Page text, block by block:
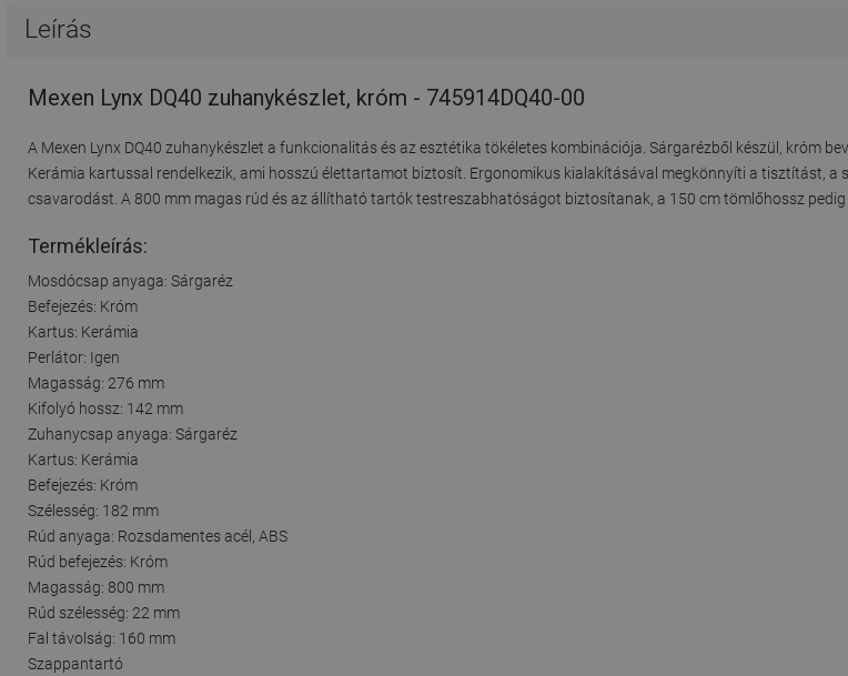
Leírás
Mexen Lynx DQ40 zuhanykészlet, króm - 745914DQ40-00
A Mexen Lynx DQ40 zuhanykészlet a funkcionalitás és az esztétika tökéletes kombinációja. Sárgarézből készül, króm
Kerámia kartussal rendelkezik, ami hosszú élettartamot biztosít. Ergonomikus kialakításával megkönnyíti a tisztítást, a
csavarodást. A 800 mm magas rúd és az állítható tartók testreszabhatóságot biztosítanak, a 150 cm tömlőhossz pedig
Termékleírás:
Mosdócsap anyaga: Sárgaréz
Befejezés: Króm
Kartus: Kerámia
Perlátor: Igen
Magasság: 276 mm
Kifolyó hossz: 142 mm
Zuhanycsap anyaga: Sárgaréz
Kartus: Kerámia
Befejezés: Króm
Szélesség: 182 mm
Rúd anyaga: Rozsdamentes acél, ABS
Rúd befejezés: Króm
Magasság: 800 mm
Rúd szélesség: 22 mm
Fal távolság: 160 mm
Szappantartó